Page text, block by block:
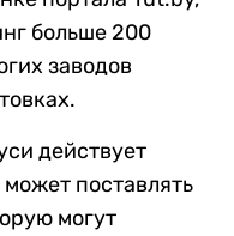
больше 200
заводов
действует
поставлять
могут